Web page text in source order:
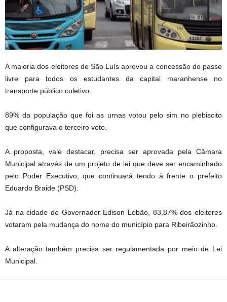
A maioria dos eleitores de São Luís aprovou a concessão do passe
livre para todos os estudantes da capital maranhense no
transporte público coletivo.
89% da população que foi as urnas votou pelo sim no plebiscito
que configurava o terceiro voto.
A proposta, vale destacar, precisa ser aprovada pela Câmara
Municipal através de um projeto de lei que deve ser encaminhado
pelo Poder Executivo, que continuará tendo à frente o prefeito
Eduardo Braide (PSD).
Já na cidade de Governador Edison Lobão, 83,87% dos eleitores
votaram pela mudança do nome do município para Ribeirãozinho.
A alteração também precisa ser regulamentada por meio de Lei
Municipal.